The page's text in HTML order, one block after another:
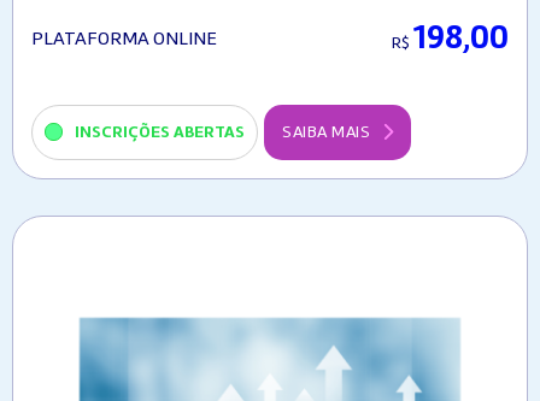
PLATAFORMA ONLINE R$ 198,00
INSCRIÇÕES ABERTAS SAIBA MAIS